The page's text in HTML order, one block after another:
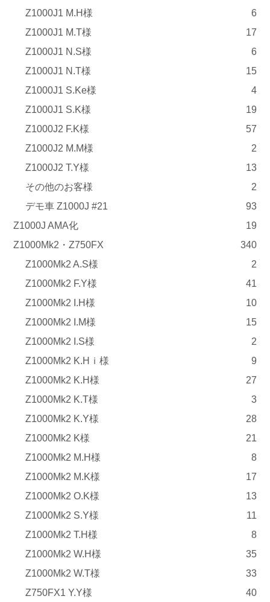
Z1000J1 M.H様
6
Z1000J1 M.T様
17
Z1000J1 N.S様
6
Z1000J1 N.T様
15
Z1000J1 S.Ke様
4
Z1000J1 S.K様
19
Z1000J2 F.K様
57
Z1000J2 M.M様
2
Z1000J2 T.Y様
13
その他のお客様
2
デモ車 Z1000J #21
93
Z1000J AMA化
19
Z1000Mk2・Z750FX
340
Z1000Mk2 A.S様
2
Z1000Mk2 F.Y様
41
Z1000Mk2 I.H様
10
Z1000Mk2 I.M様
15
Z1000Mk2 I.S様
2
Z1000Mk2 K.Hｉ様
9
Z1000Mk2 K.H様
27
Z1000Mk2 K.T様
3
Z1000Mk2 K.Y様
28
Z1000Mk2 K様
21
Z1000Mk2 M.H様
8
Z1000Mk2 M.K様
17
Z1000Mk2 O.K様
13
Z1000Mk2 S.Y様
11
Z1000Mk2 T.H様
8
Z1000Mk2 W.H様
35
Z1000Mk2 W.T様
33
Z750FX1 Y.Y様
40